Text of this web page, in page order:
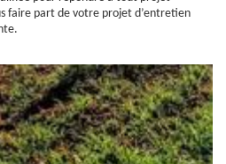
faire part de votre projet d’entretien